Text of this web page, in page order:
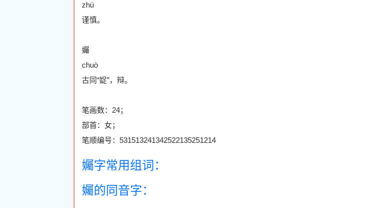
zhú
谨慎。
孎
chuò
古同“娖”，辩。
笔画数：24；
部首：女；
笔顺编号：531513241342522135251214
孎字常用组词：
孎的同音字：